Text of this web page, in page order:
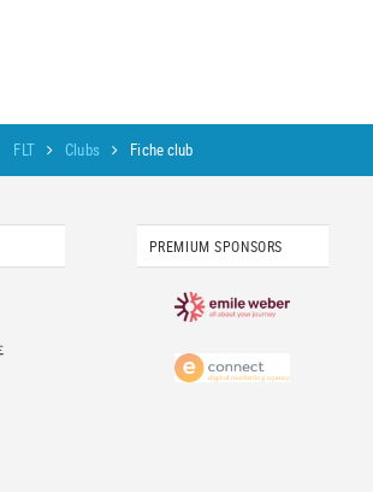
FLT Clubs Fiche club
PREMIUM SPONSORS